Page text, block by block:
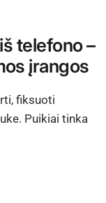
telefono –
įrangos
fiksuoti
Puikiai tinka